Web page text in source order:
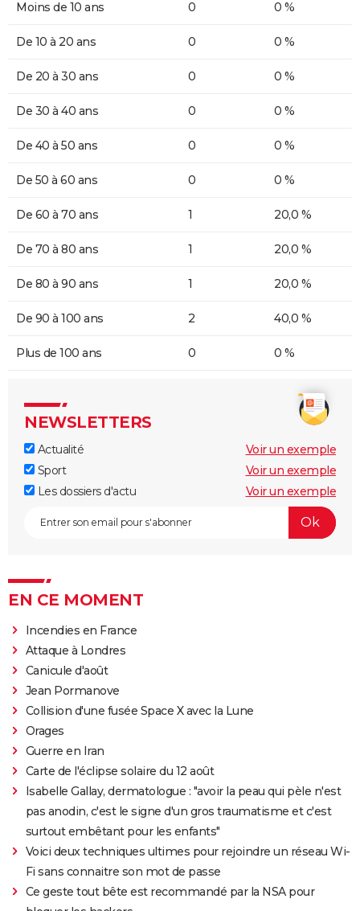
Moins de 10 ans 0 0 %
De 10 à 20 ans 0 0 %
De 20 à 30 ans 0 0 %
De 30 à 40 ans 0 0 %
De 40 à 50 ans 0 0 %
De 50 à 60 ans 0 0 %
De 60 à 70 ans 1 20,0 %
De 70 à 80 ans 1 20,0 %
De 80 à 90 ans 1 20,0 %
De 90 à 100 ans 2 40,0 %
Plus de 100 ans 0 0 %
NEWSLETTERS
Actualité
Voir un exemple
Sport
Voir un exemple
Les dossiers d'actu
Voir un exemple
EN CE MOMENT
Incendies en France
Attaque à Londres
Canicule d'août
Jean Pormanove
Collision d'une fusée Space X avec la Lune
Orages
Guerre en Iran
Carte de l'éclipse solaire du 12 août
Isabelle Gallay, dermatologue : "avoir la peau qui pèle n'est
pas anodin, c'est le signe d'un gros traumatisme et c'est
surtout embêtant pour les enfants"
Voici deux techniques ultimes pour rejoindre un réseau Wi-
Fi sans connaitre son mot de passe
Ce geste tout bête est recommandé par la NSA pour